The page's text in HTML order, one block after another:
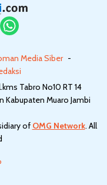
Media Siber
Tabro No10 RT 14
Kabupaten Muaro Jambi
of OMG Network. All